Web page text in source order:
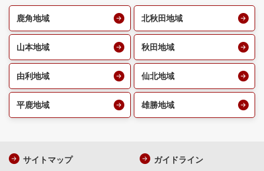
鹿角地域 北秋田地域
山本地域 秋田地域
由利地域 仙北地域
平鹿地域 雄勝地域
サイトマップ ガイドライン